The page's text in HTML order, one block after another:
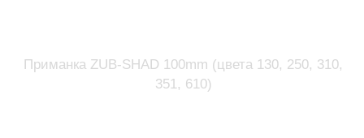
Приманка ZUB-SHAD 100mm (цвета 130, 250, 310,
351, 610)